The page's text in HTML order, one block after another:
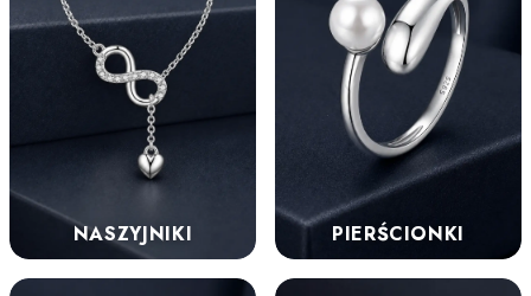
NASZYJNIKI PIERŚCIONKI